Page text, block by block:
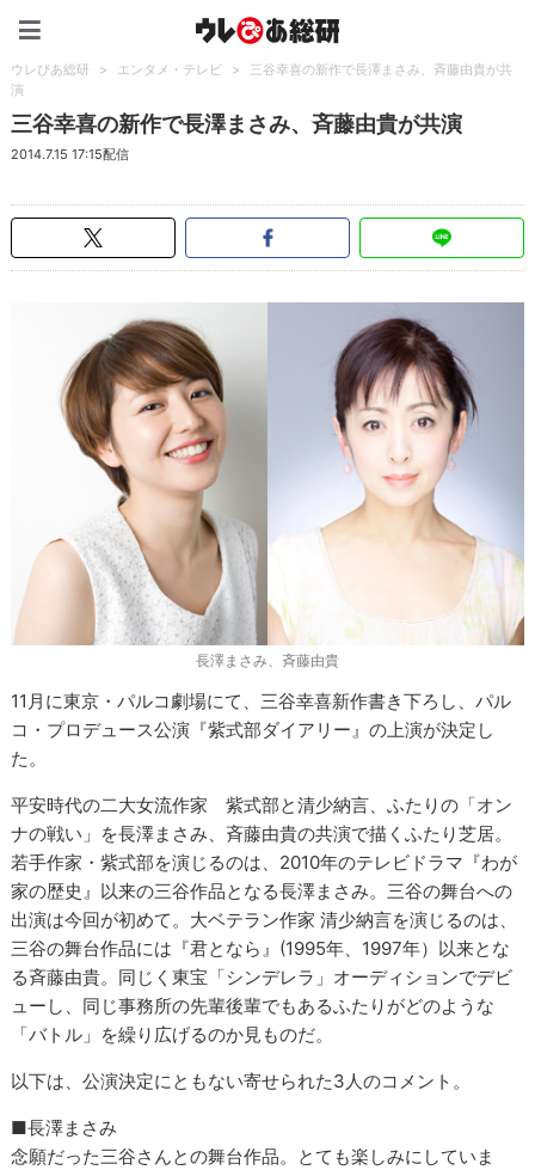
ウレぴあ総研 > エンタメ・テレビ >
三谷幸喜の新作で長澤まさみ、斉藤由貴が共
演
三谷幸喜の新作で長澤まさみ、斉藤由貴が共演
2014.7.15 17:15配信
長澤まさみ、斉藤由貴
11月に東京・パルコ劇場にて、三谷幸喜新作書き下ろし、パル
コ・プロデュース公演『紫式部ダイアリー』の上演が決定し
た。
平安時代の二大女流作家 紫式部と清少納言、ふたりの「オン
ナの戦い」を長澤まさみ、斉藤由貴の共演で描くふたり芝居。
若手作家・紫式部を演じるのは、2010年のテレビドラマ『わが
家の歴史』以来の三谷作品となる長澤まさみ。三谷の舞台への
出演は今回が初めて。大ベテラン作家 清少納言を演じるのは、
三谷の舞台作品には『君となら』(1995年、1997年）以来とな
る斉藤由貴。同じく東宝「シンデレラ」オーディションでデビ
ューし、同じ事務所の先輩後輩でもあるふたりがどのような
「バトル」を繰り広げるのか見ものだ。
以下は、公演決定にともない寄せられた3人のコメント。
■長澤まさみ
念願だった三谷さんとの舞台作品。とても楽しみにしていま